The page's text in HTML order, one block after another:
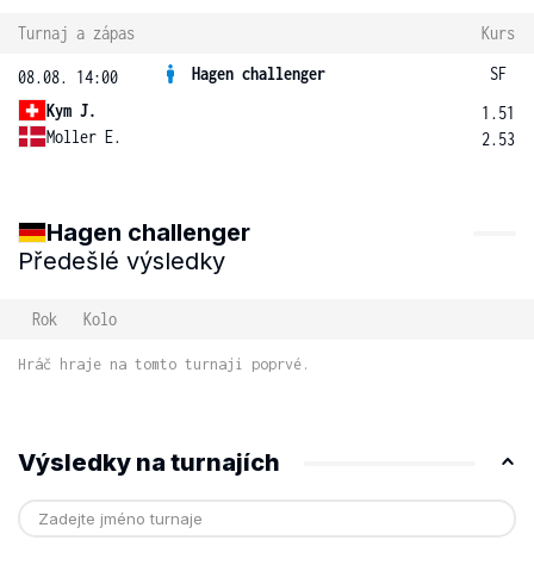
Turnaj a zápas Kurs
08.08. 14:00 Hagen challenger
SF
Kym J.
Moller E.
1.51
2.53
Hagen challenger
Předešlé výsledky
Rok Kolo
Hráč hraje na tomto turnaji poprvé.
Výsledky na turnajích